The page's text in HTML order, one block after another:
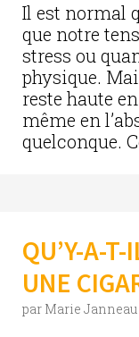
Il est normal
que notre
stress ou
physique.
reste haute
même en
quelconque.
QU’Y-A-
UNE
par Marie Janneau